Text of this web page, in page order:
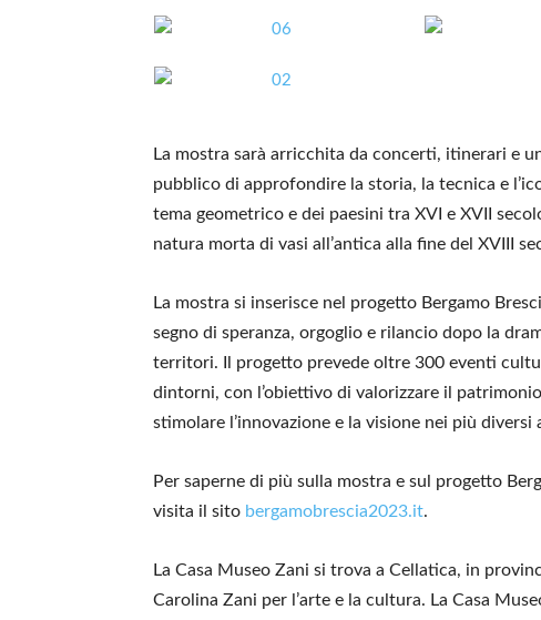
La mostra sarà arricchita da concerti, itinerari e
pubblico di approfondire la storia, la tecnica e
tema geometrico e dei paesini tra XVI e XVII
natura morta di vasi all’antica alla fine del XVIII
La mostra si inserisce nel progetto Bergamo
segno di speranza, orgoglio e rilancio dopo la
territori. Il progetto prevede oltre 300 eventi
dintorni, con l’obiettivo di valorizzare il
stimolare l’innovazione e la visione nei più diversi
Per saperne di più sulla mostra e sul progetto
visita il sito bergamobrescia2023.it.
La Casa Museo Zani si trova a Cellatica, in
Carolina Zani per l’arte e la cultura. La Casa